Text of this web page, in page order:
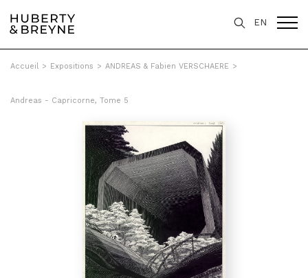
EN
Accueil > Expositions > ANDREAS & Fabien VERSCHAERE >
Andreas - Capricorne, Tome 5